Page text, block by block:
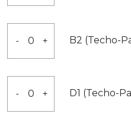
Pared)
50x50x2000
cantidad
-
(Techo-
Pared)
80x80x2000
cantidad
+ B2 (Techo-
-
(Techo-
Pared)
+ D1 (Techo-